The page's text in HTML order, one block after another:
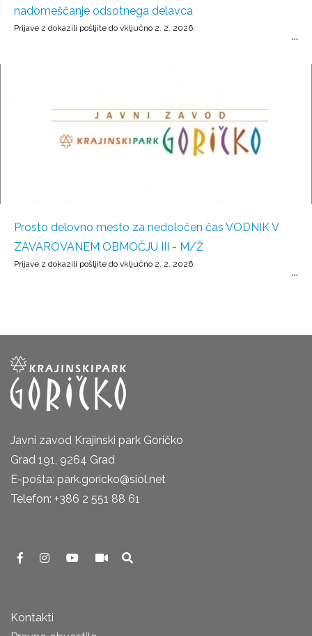
nadomeščanje odsotnega delavca
Prijave z dokazili pošljite do vključno 2. 2. 2026.
Prosto delovno mesto za nedoločen čas VODNIK V
ZAVAROVANEM OBMOČJU III - M/Ž
Prijave z dokazili pošljite do vključno 2. 2. 2026.
Javni zavod Krajinski park Goričko
Grad 191, 9264 Grad
E-pošta: park.goricko@siol.net
Telefon: +386 2 551 88 61
Kontakti